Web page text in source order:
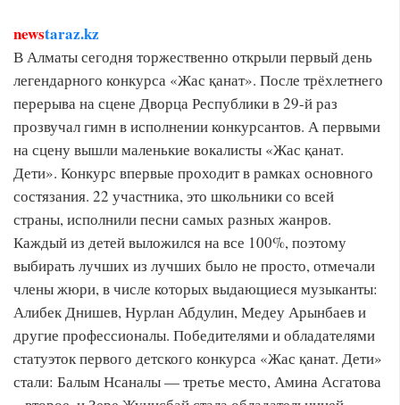
newstaraz.kz
В Алматы сегодня торжественно открыли первый день
легендарного конкурса «Жас қанат». После трёхлетнего
перерыва на сцене Дворца Республики в 29-й раз
прозвучал гимн в исполнении конкурсантов. А первыми
на сцену вышли маленькие вокалисты «Жас қанат.
Дети». Конкурс впервые проходит в рамках основного
состязания. 22 участника, это школьники со всей
страны, исполнили песни самых разных жанров.
Каждый из детей выложился на все 100%, поэтому
выбирать лучших из лучших было не просто, отмечали
члены жюри, в числе которых выдающиеся музыканты:
Алибек Днишев, Нурлан Абдулин, Медеу Арынбаев и
другие профессионалы. Победителями и обладателями
статуэток первого детского конкурса «Жас қанат. Дети»
стали: Балым Нсаналы — третье место, Амина Асгатова